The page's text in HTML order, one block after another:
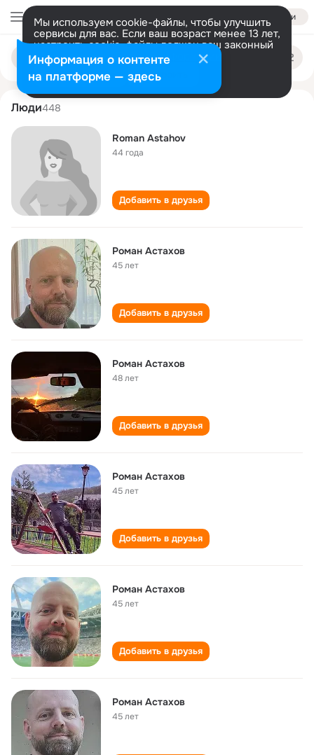
Войти
Мы используем cookie-файлы, чтобы улучшить
сервисы для вас. Если ваш возраст менее 13 лет,
настроить cookie-файлы должен ваш законный
представитель. Больше информации
Разрешить все Настроить
Поиск
людям
roman astakhov
Люди448
Roman Astahov
44 года
Добавить в друзья
Роман Астахов
45 лет
Добавить в друзья
Роман Астахов
48 лет
Добавить в друзья
Роман Астахов
45 лет
Добавить в друзья
Роман Астахов
45 лет
Добавить в друзья
Роман Астахов
45 лет
Информация о контенте
на платформе — здесь